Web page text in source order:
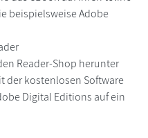
beispielsweise Adobe
Reader-Shop herunter
der kostenlosen Software
Digital Editions auf ein